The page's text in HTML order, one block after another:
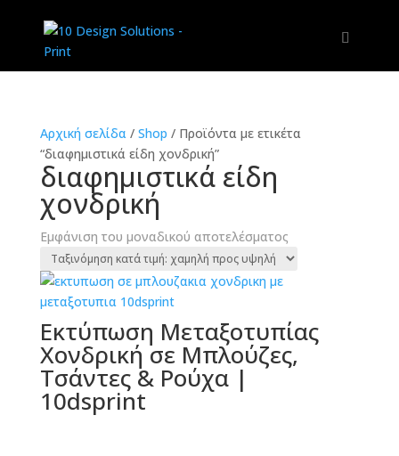
Αρχική σελίδα/ Shop / Προϊόντα με ετικέτα
“διαφημιστικά είδη χονδρική”
διαφημιστικά είδη
χονδρική
Εμφάνιση του μοναδικού αποτελέσματος
Εκτύπωση Μεταξοτυπίας
Χονδρική σε Μπλούζες,
Τσάντες & Ρούχα |
10dsprint